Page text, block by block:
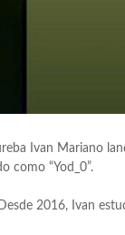
Ivan Mariano
como “Yod_0”.
2016, Ivan